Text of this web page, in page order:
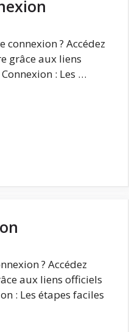
connexion ? Accédez
grâce aux liens
: Les …
? Accédez
aux liens officiels
: Les étapes faciles